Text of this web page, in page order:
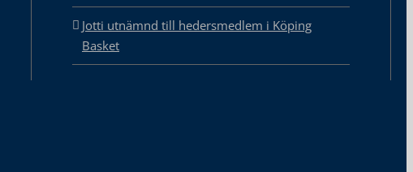
Jotti utnämnd till hedersmedlem i Köping
Basket